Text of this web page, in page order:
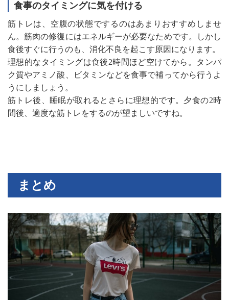
食事のタイミングに気を付ける
筋トレは、空腹の状態でするのはあまりおすすめしませ
ん。筋肉の修復にはエネルギーが必要なためです。しかし
食後すぐに行うのも、消化不良を起こす原因になります。
理想的なタイミングは食後2時間ほど空けてから。タンパ
ク質やアミノ酸、ビタミンなどを食事で補ってから行うよ
うにしましょう。
筋トレ後、睡眠が取れるとさらに理想的です。夕食の2時
間後、適度な筋トレをするのが望ましいですね。
まとめ